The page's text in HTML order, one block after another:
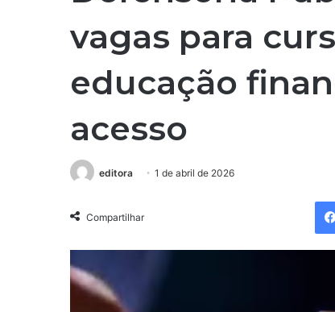
vagas para
educação
acesso
editora 1 de abril de 2026
Compartilhar